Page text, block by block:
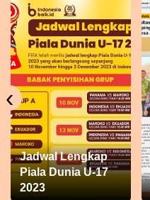
Jadwal Lengkap
Piala Dunia U-17
2023
‹